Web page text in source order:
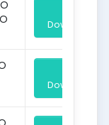
Download
Download